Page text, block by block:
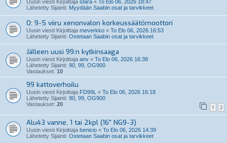
Uusin viesti Kirjoittaja stara « To Elo 06, 2026 18:47
Lähetetty Sijainti: Myydään Saabin osat ja tarvikkeet
O: 9-5 viiru xenonvalon korkeussäätömoottori
Uusin viesti Kirjoittaja meverkko « To Elo 06, 2026 16:53
Lähetetty Sijainti: Ostetaan Saabin osat ja tarvikkeet
Jälleen uusi 99:n kytkinsaaga
Uusin viesti Kirjoittaja anv « To Elo 06, 2026 16:38
Lähetetty Sijainti: 90, 99, OG900
Vastaukset: 10
99 kattoverhoilu
Uusin viesti Kirjoittaja FD99L « To Elo 06, 2026 16:18
Lähetetty Sijainti: 90, 99, OG900
Vastaukset: 20 1 2
Alu43 vanne, 1 tai 2kpl (16" NG9-3)
Uusin viesti Kirjoittaja benicio « To Elo 06, 2026 14:39
Lähetetty Sijainti: Ostetaan Saabin osat ja tarvikkeet